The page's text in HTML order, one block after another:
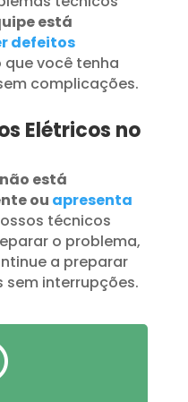
está
defeitos
você tenha
complicações.
Elétricos no
não está
ou apresenta
técnicos
o problema,
a preparar
interrupções.